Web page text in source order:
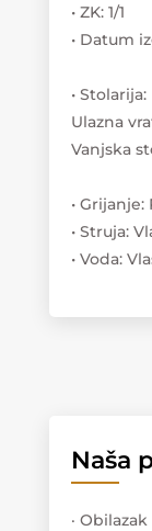
• ZK: 1/1
• Datum
• Stolarija:
Ulazna
Vanjska
• Grijanje:
• Struja:
• Voda:
Naša
·